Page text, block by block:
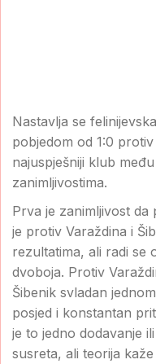
Nastavlja se
pobjedom od 1:0
najuspješniji klub
zanimljivostima.
Prva je zanimljivost da
je protiv Varaždina i
rezultatima, ali radi se
dvoboja. Protiv
Šibenik svladan
posjed i konstantan
je to jedno dodavanje
susreta, ali teorija